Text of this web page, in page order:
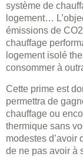
système de
logement…
émissions de
chauffage
logement isolé
consommer à
Cette prime est
permettra de
chauffage ou
thermique sans
modestes d’avoir
de ne pas avoir à